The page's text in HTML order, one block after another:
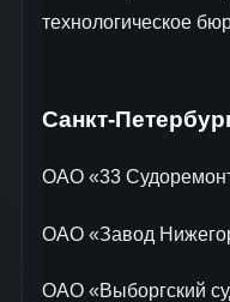
технологическое
Санкт-
ОАО «33
ОАО «Завод
ОАО «Выборгский